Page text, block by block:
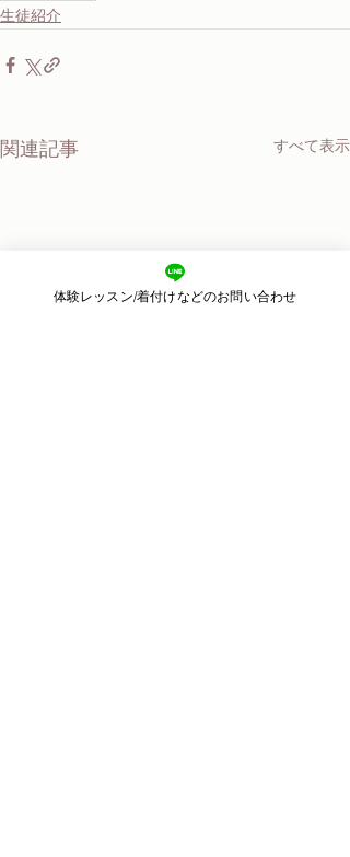
生徒紹介
関連記事 すべて表示
体験レッスン/着付けなどのお問い合わせ